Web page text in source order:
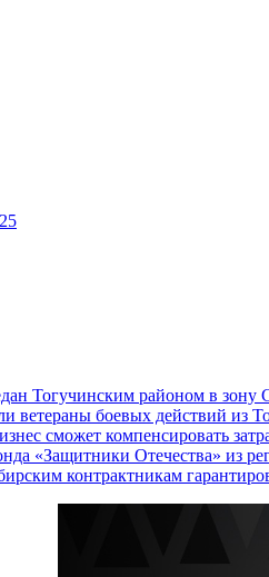
Тогучинским районом в зону
ветераны боевых действий из
сможет компенсировать
«Защитники Отечества» из
контрактникам